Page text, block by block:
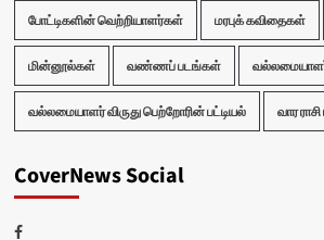
போட்டிகளின் வெற்றியாளர்கள் மரபுக் கவிதைகள்
மின்னூல்கள் வண்ணப் படங்கள் வல்லமையாளர்
வல்லமையாளர் விருது பெற்றோரின் பட்டியல் வார
CoverNews Social
Facebook